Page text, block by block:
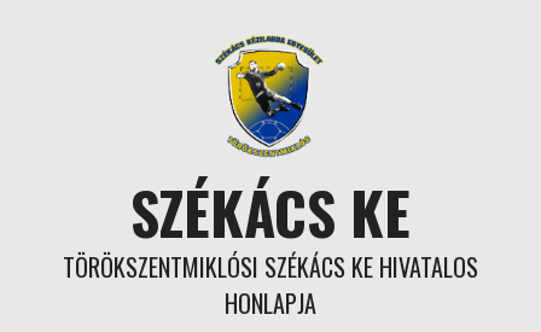
SZÉKÁCS KE
TÖRÖKSZENTMIKLÓSI SZÉKÁCS KE HIVATALOS
HONLAPJA